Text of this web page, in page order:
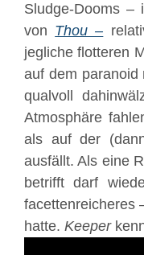
Sludge-Dooms –
von Thou –
jegliche flotteren
auf dem paranoid
qualvoll
Atmosphäre
als auf der
ausfällt. Als eine
betrifft darf
facettenreicheres
hatte. Keeper